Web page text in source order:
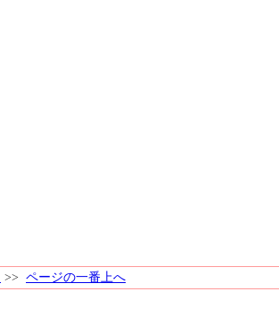
>> ページの一番上へ